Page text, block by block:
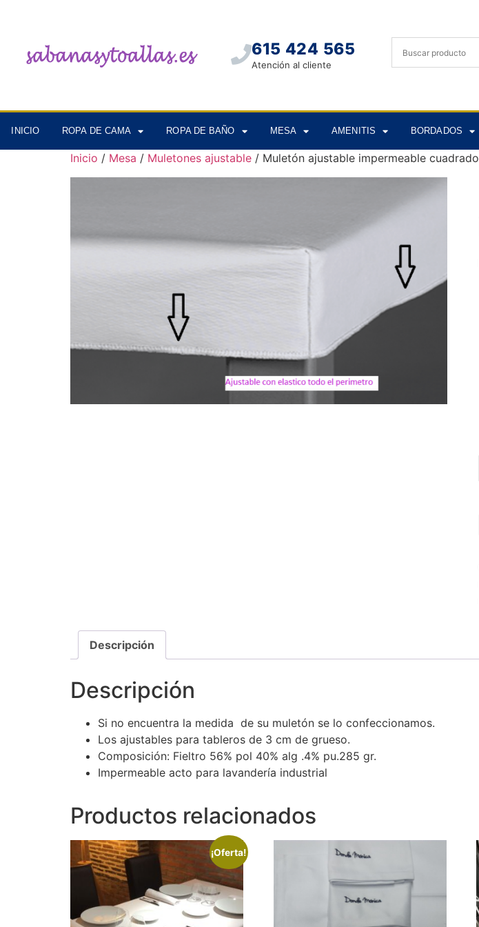
615 424 565
Atención al cliente
INICIO ROPA DE CAMA ROPA DE BAÑO MESA AMENITIS BORDADOS
Inicio / Mesa / Muletones ajustable / Muletón ajustable impermeable cuadrado
Descripción
Descripción
Si no encuentra la medida de su muletón se lo confeccionamos.
Los ajustables para tableros de 3 cm de grueso.
Composición: Fieltro 56% pol 40% alg .4% pu.285 gr.
Impermeable acto para lavandería industrial
Productos relacionados
¡Oferta!